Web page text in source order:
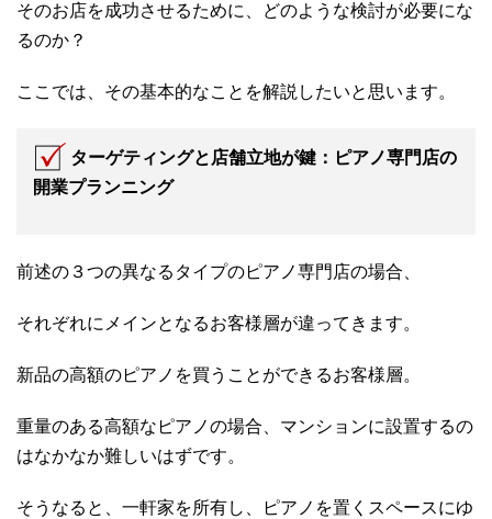
そのお店を成功させるために、どのような検討が必要にな
るのか？
ここでは、その基本的なことを解説したいと思います。
ターゲティングと店舗立地が鍵：ピアノ専門店の
開業プランニング
前述の３つの異なるタイプのピアノ専門店の場合、
それぞれにメインとなるお客様層が違ってきます。
新品の高額のピアノを買うことができるお客様層。
重量のある高額なピアノの場合、マンションに設置するの
はなかなか難しいはずです。
そうなると、一軒家を所有し、ピアノを置くスペースにゆ